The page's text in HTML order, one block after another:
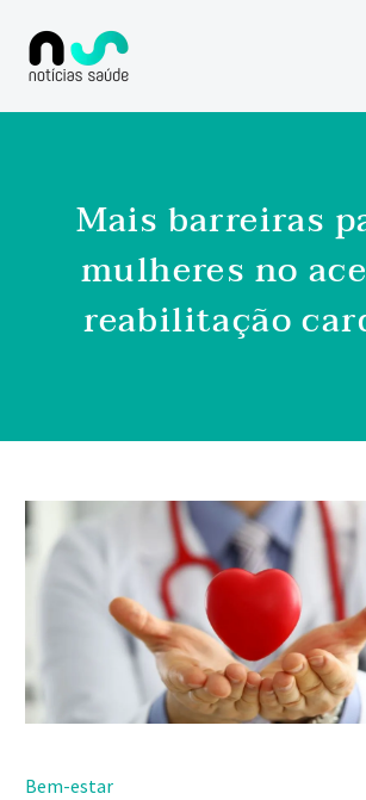
Mais barreiras
mulheres no
reabilitação
Bem-estar